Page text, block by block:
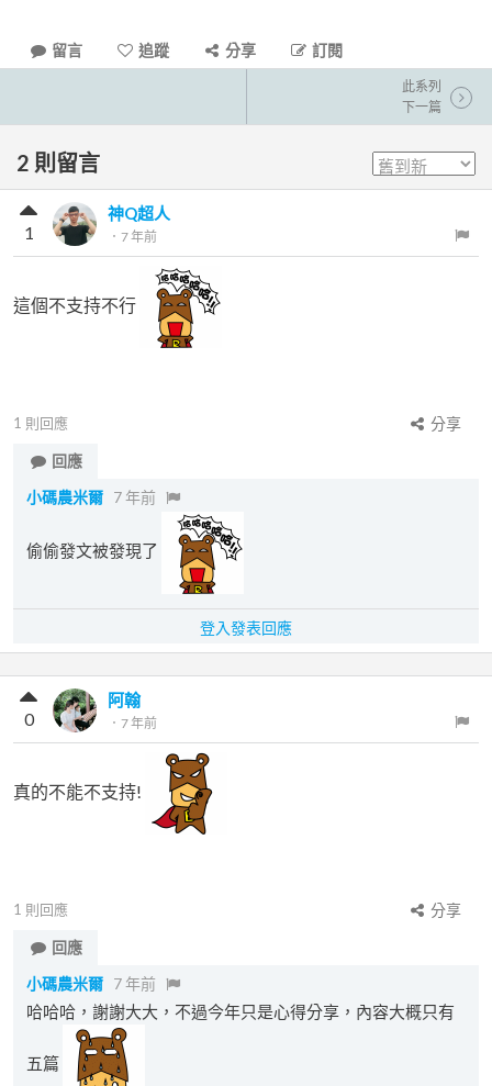
留言 追蹤 分享 訂閱
此系列
下一篇
2 則留言
神Q超人
． 7 年前
1
這個不支持不行
1 則回應
分享
回應
小碼農米爾 7 年前
偷偷發文被發現了
登入發表回應
阿翰
． 7 年前
0
真的不能不支持!
1 則回應
分享
回應
小碼農米爾 7 年前
哈哈哈，謝謝大大，不過今年只是心得分享，內容大概只有
五篇